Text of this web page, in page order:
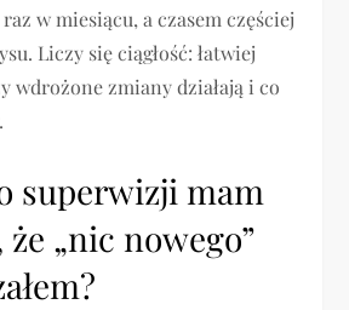
w miesiącu, a czasem częściej
Liczy się ciągłość: łatwiej
wdrożone zmiany działają i co
superwizji mam
„nic nowego”